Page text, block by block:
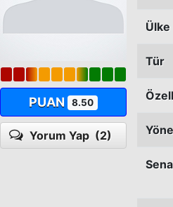
PUAN 8.50
Yorum Yap (2)
Ülke
Tür